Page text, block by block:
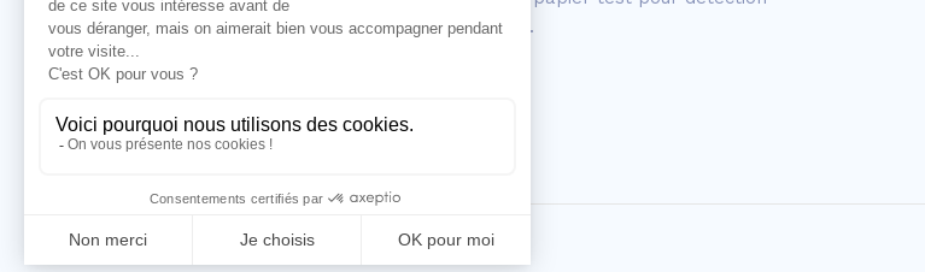
qualitative et détermination semi-quantitative).